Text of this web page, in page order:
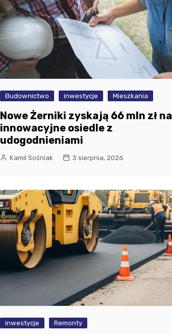
Budownictwo inwestycje Mieszkania
Nowe Żerniki zyskają 66 mln zł na
innowacyjne osiedle z
udogodnieniami
Kamil Sośniak 3 sierpnia, 2026
inwestycje Remonty